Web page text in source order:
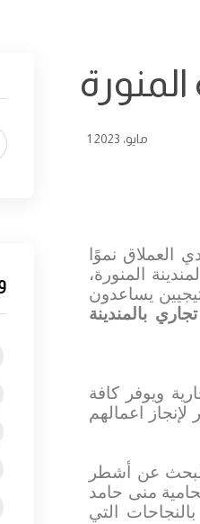
1 مايو، 2023
العملاق نموًا
المنورة،
يساعدون
بالمندينة
ويوفر كافة
لإنجاز اعمالهم
عن أشطر
منى حامد
التي